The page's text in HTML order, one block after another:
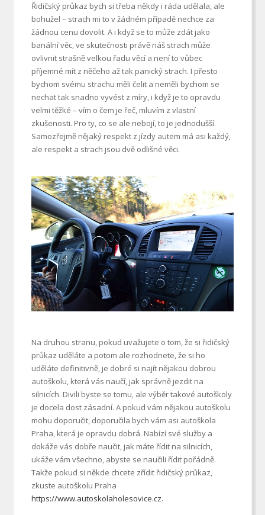
Řidičský průkaz bych si třeba někdy i ráda udělala, ale
bohužel – strach mi to v žádném případě nechce za
žádnou cenu dovolit. A i když se to může zdát jako
banální věc, ve skutečnosti právě náš strach může
ovlivnit strašně velkou řadu věcí a není to vůbec
příjemné mít z něčeho až tak panický strach. I přesto
bychom svému strachu měli čelit a neměli bychom se
nechat tak snadno vyvést z míry, i když je to opravdu
velmi těžké – vím o čem je řeč, mluvím z vlastní
zkušenosti. Pro ty, co se ale nebojí, to je jednodušší.
Samozřejmě nějaký respekt z jízdy autem má asi každý,
ale respekt a strach jsou dvě odlišné věci.
Na druhou stranu, pokud uvažujete o tom, že si řidičský
průkaz uděláte a potom ale rozhodnete, že si ho
uděláte definitivně, je dobré si najít nějakou dobrou
autoškolu, která vás naučí, jak správně jezdit na
silnicích. Divili byste se tomu, ale výběr takové autoškoly
je docela dost zásadní. A pokud vám nějakou autoškolu
mohu doporučit, doporučila bych vám asi autoškola
Praha, která je opravdu dobrá. Nabízí své služby a
dokáže vás dobře naučit, jak máte řídit na silnicích,
ukáže vám všechno, abyste se naučili řídit pořádně.
Takže pokud si někde chcete zřídit řidičský průkaz,
zkuste autoškolu Praha
https://www.autoskolaholesovice.cz.